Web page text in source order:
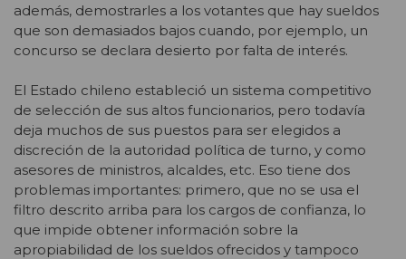
además, demostrarles a los votantes que hay sueldos
que son demasiados bajos cuando, por ejemplo, un
concurso se declara desierto por falta de interés.
El Estado chileno estableció un sistema competitivo
de selección de sus altos funcionarios, pero todavía
deja muchos de sus puestos para ser elegidos a
discreción de la autoridad política de turno, y como
asesores de ministros, alcaldes, etc. Eso tiene dos
problemas importantes: primero, que no se usa el
filtro descrito arriba para los cargos de confianza, lo
que impide obtener información sobre la
apropiabilidad de los sueldos ofrecidos y tampoco